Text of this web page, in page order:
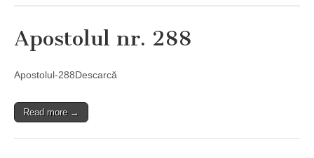
Apostolul nr. 288
Apostolul-288Descarcă
Read more →